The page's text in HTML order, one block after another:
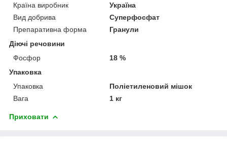
Країна виробник
Україна
Вид добрива
Суперфосфат
Препаративна форма
Гранули
Діючі речовини
Фосфор
18 %
Упаковка
Упаковка
Поліетиленовий мішок
Вага
1 кг
Приховати